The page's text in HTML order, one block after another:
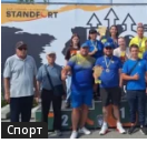
Спорт